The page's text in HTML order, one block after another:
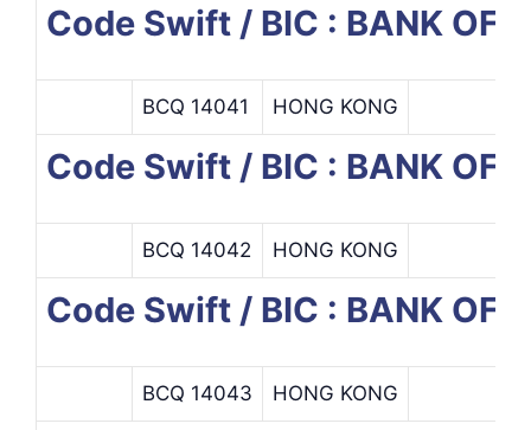
Code Swift / BIC : BANK OF
BCQ 14041 HONG KONG
Code Swift / BIC : BANK OF
BCQ 14042 HONG KONG
Code Swift / BIC : BANK OF
BCQ 14043 HONG KONG